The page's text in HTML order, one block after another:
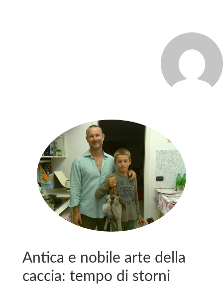
Antica e nobile arte della
caccia: tempo di storni